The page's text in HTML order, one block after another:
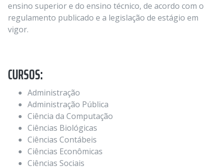
ensino superior e do ensino técnico, de acordo com o
regulamento publicado e a legislação de estágio em
vigor.
CURSOS:
Administração
Administração Pública
Ciência da Computação
Ciências Biológicas
Ciências Contábeis
Ciências Econômicas
Ciências Sociais